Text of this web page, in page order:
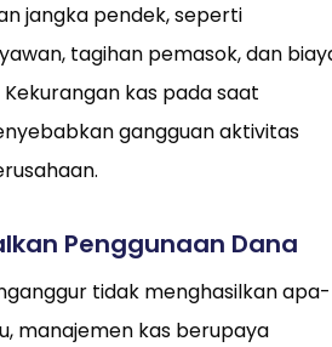
jangka pendek, seperti
tagihan pemasok, dan
kas pada saat
gangguan aktivitas
Penggunaan Dana
tidak menghasilkan apa-
manajemen kas berupaya